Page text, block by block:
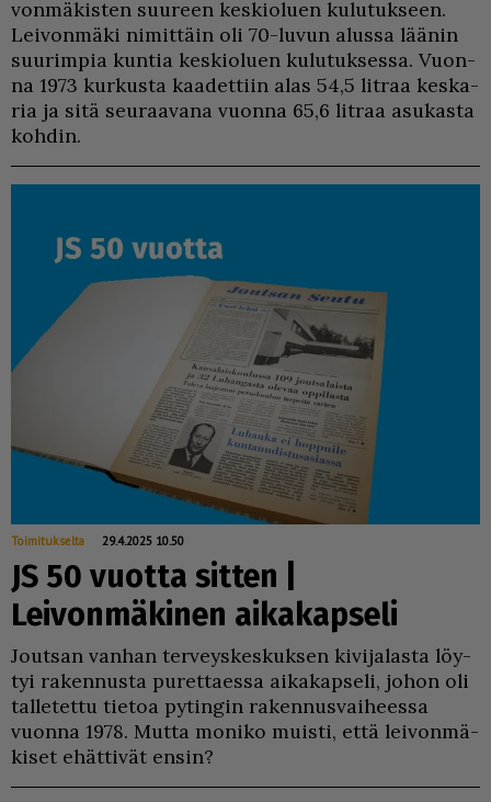
von­mä­kis­ten suu­reen kes­ki­o­lu­en ku­lu­tuk­seen.
Lei­von­mä­ki ni­mit­täin oli 70-lu­vun alus­sa lää­nin
suu­rim­pia kun­tia kes­ki­o­lu­en ku­lu­tuk­ses­sa. Vuon­
na 1973 kur­kus­ta kaa­det­tiin alas 54,5 lit­raa kes­ka­
ria ja sitä seu­raa­va­na vuon­na 65,6 lit­raa asu­kas­ta
koh­din.
Toimitukselta 29.4.2025 10.50
JS 50 vuotta sitten |
Leivonmäkinen aikakapseli
Jout­san van­han ter­veys­kes­kuk­sen ki­vi­ja­las­ta löy­
tyi ra­ken­nus­ta pu­ret­ta­es­sa ai­ka­kap­se­li, jo­hon oli
tal­le­tet­tu tie­toa py­tin­gin ra­ken­nus­vai­hees­sa
vuon­na 1978. Mut­ta mo­ni­ko muis­ti, et­tä lei­von­mä­
ki­set ehät­ti­vät en­sin?